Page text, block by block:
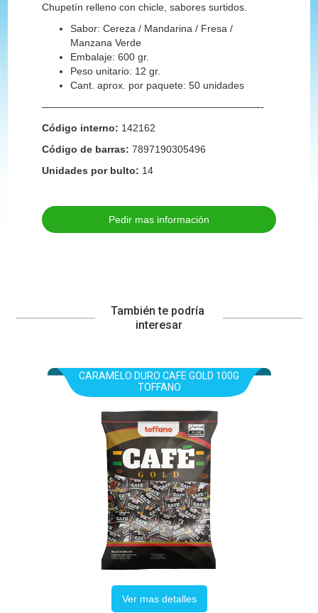
Chupetín relleno con chicle, sabores surtidos.
Sabor: Cereza / Mandarina / Fresa /
Manzana Verde
Embalaje: 600 gr.
Peso unitario: 12 gr.
Cant. aprox. por paquete: 50 unidades
——————————————————————-
Código interno: 142162
Código de barras:7897190305496
Unidades por bulto: 14
Pedir mas información
También te podría
interesar
CARAMELO DURO CAFE GOLD 100G
TOFFANO
Ver mas detalles